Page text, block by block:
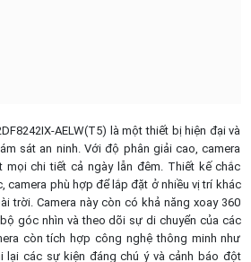
AELW(T5) là một thiết bị hiện đại và
sát an ninh. Với độ phân giải cao, camera
mọi chi tiết cả ngày lẫn đêm. Thiết kế chắc
camera phù hợp để lắp đặt ở nhiều vị trí khác
trời. Camera này còn có khả năng xoay 360
góc nhìn và theo dõi sự di chuyển của các
còn tích hợp công nghệ thông minh như
lại các sự kiện đáng chú ý và cảnh báo đột